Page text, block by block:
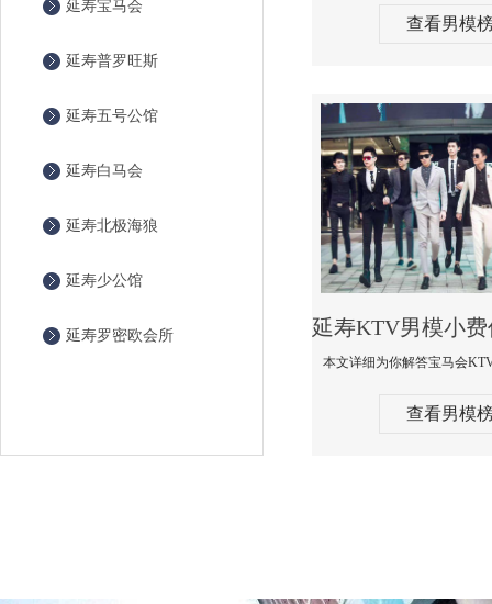
延寿宝马会
延寿普罗旺斯
延寿五号公馆
延寿白马会
延寿北极海狼
延寿少公馆
延寿罗密欧会所
查看男模
查看男模